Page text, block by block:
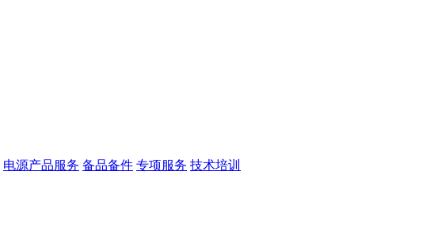
电源产品服务 备品备件 专项服务 技术培训